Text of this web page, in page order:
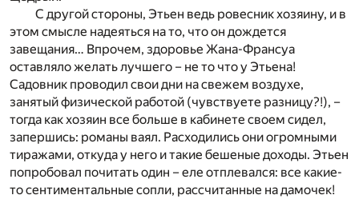
С другой стороны, Этьен ведь ровесник хозяину, и в
этом смысле надеяться на то, что он дождется
завещания… Впрочем, здоровье Жана-Франсуа
оставляло желать лучшего – не то что у Этьена!
Садовник проводил свои дни на свежем воздухе,
занятый физической работой (чувствуете разницу?!), –
тогда как хозяин все больше в кабинете своем сидел,
запершись: романы ваял. Расходились они огромными
тиражами, откуда у него и такие бешеные доходы. Этьен
попробовал почитать один – еле отплевался: все какие-
то сентиментальные сопли, рассчитанные на дамочек!